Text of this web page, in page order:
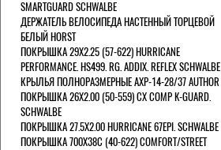
SMARTGUARD SCHWALBE
ДЕРЖАТЕЛЬ ВЕЛОCИПЕДА НАСТЕННЫЙ ТОРЦЕВОЙ
БЕЛЫЙ HORST
ПОКРЫШКА 29X2.25 (57-622) HURRICANE
PERFORMANCE. HS499. RG. ADDIX. REFLEX SCHWALBE
КРЫЛЬЯ ПОЛНОРАЗМЕРНЫЕ AXP-14-28/37 AUTHOR
ПОКРЫШКА 26X2.00 (50-559) CX COMP K-GUARD.
SCHWALBE
ПОКРЫШКА 27.5X2.00 HURRICANE 67EPI. SCHWALBE
ПОКРЫШКА 700X38С (40-622) COMFORT/STREET